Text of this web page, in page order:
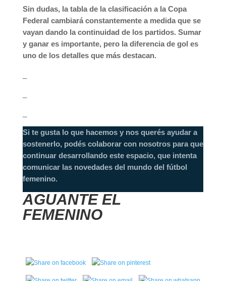
Sin dudas, la tabla de la clasificación a la Copa
Federal cambiará constantemente a medida que se
vayan dando la continuidad de los partidos. Sumar
y ganar es importante, pero la diferencia de gol es
uno de los detalles que más destacan.
Si te gusta lo que hacemos y nos querés ayudar a
sostenerlo, podés colaborar con nosotros para que
continuar desarrollando este espacio, que intenta
comunicar las novedades del mundo del fútbol
femenino.
AGUANTE EL
FEMENINO